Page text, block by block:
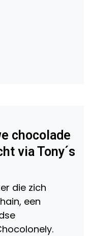
chocolade
via Tony´s
die zich
een